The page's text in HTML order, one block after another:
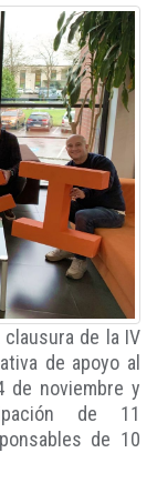
de la IV
de apoyo al
de noviembre y
de 11
de 10